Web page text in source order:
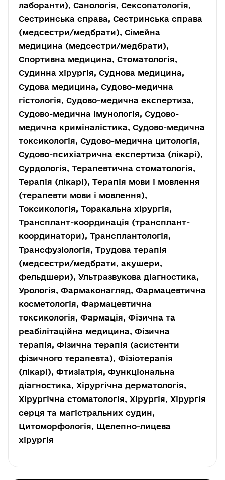
лаборанти), Санологія, Сексопатологія,
Сестринська справа, Сестринська справа
(медсестри/медбрати), Сімейна
медицина (медсестри/медбрати),
Спортивна медицина, Стоматологія,
Судинна хірургія, Суднова медицина,
Судова медицина, Судово-медична
гістологія, Судово-медична експертиза,
Судово-медична імунологія, Судово-
медична криміналістика, Судово-медична
токсикологія, Судово-медична цитологія,
Судово-психіатрична експертиза (лікарі),
Сурдологія, Терапевтична стоматологія,
Терапія (лікарі), Терапія мови і мовлення
(терапевти мови і мовлення),
Токсикологія, Торакальна хірургія,
Трансплант-координація (трансплант-
координатори), Трансплантологія,
Трансфузіологія, Трудова терапія
(медсестри/медбрати, акушери,
фельдшери), Ультразвукова діагностика,
Урологія, Фармаконагляд, Фармацевтична
косметологія, Фармацевтична
токсикологія, Фармація, Фізична та
реабілітаційна медицина, Фізична
терапія, Фізична терапія (асистенти
фізичного терапевта), Фізіотерапія
(лікарі), Фтизіатрія, Функціональна
діагностика, Хірургічна дерматологія,
Хірургічна стоматологія, Хірургія, Хірургія
серця та магістральних судин,
Цитоморфологія, Щелепно-лицева
хірургія